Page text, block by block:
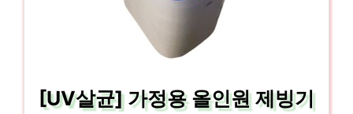
[UV살균] 가정용 올인원 제빙기